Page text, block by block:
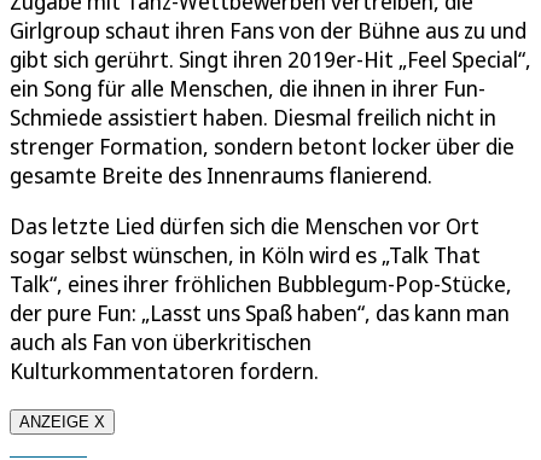
Girlgroup schaut ihren Fans von der Bühne aus zu und
gibt sich gerührt. Singt ihren 2019er-Hit „Feel Special“,
ein Song für alle Menschen, die ihnen in ihrer Fun-
Schmiede assistiert haben. Diesmal freilich nicht in
strenger Formation, sondern betont locker über die
gesamte Breite des Innenraums flanierend.
Das letzte Lied dürfen sich die Menschen vor Ort
sogar selbst wünschen, in Köln wird es „Talk That
Talk“, eines ihrer fröhlichen Bubblegum-Pop-Stücke,
der pure Fun: „Lasst uns Spaß haben“, das kann man
auch als Fan von überkritischen
Kulturkommentatoren fordern.
ANZEIGE X